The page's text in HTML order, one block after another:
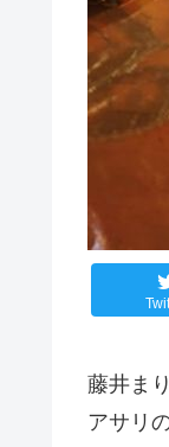
藤井ま
アサリ